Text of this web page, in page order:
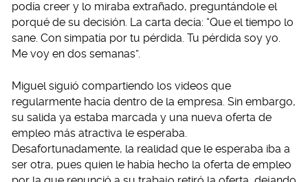
podía creer y lo miraba extrañado, preguntándole el
porqué de su decisión. La carta decía: “Que el tiempo lo
sane. Con simpatía por tu pérdida. Tu pérdida soy yo.
Me voy en dos semanas”.
Miguel siguió compartiendo los videos que
regularmente hacía dentro de la empresa. Sin embargo,
su salida ya estaba marcada y una nueva oferta de
empleo más atractiva le esperaba.
Desafortunadamente, la realidad que le esperaba iba a
ser otra, pues quien le había hecho la oferta de empleo